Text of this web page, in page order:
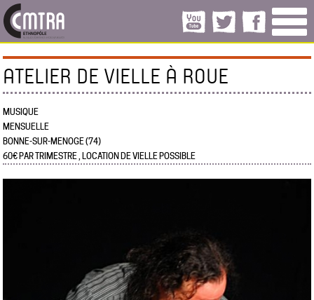
ATELIER DE VIELLE À ROUE
MUSIQUE
MENSUELLE
BONNE-SUR-MENOGE (74)
60€ PAR TRIMESTRE , LOCATION DE VIELLE POSSIBLE